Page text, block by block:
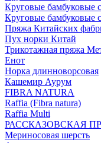
Круговые бамбуковые
Круговые бамбуковые
Пряжа Китайских
Пух норки Китай
Трикотажная пряжа
Енот
Норка длинноворсовая
Кашемир Аурум
FIBRA NATURA
Raffia (Fibra natura)
Raffia Multi
РАССКАЗОВСКАЯ
Мериносовая шерсть